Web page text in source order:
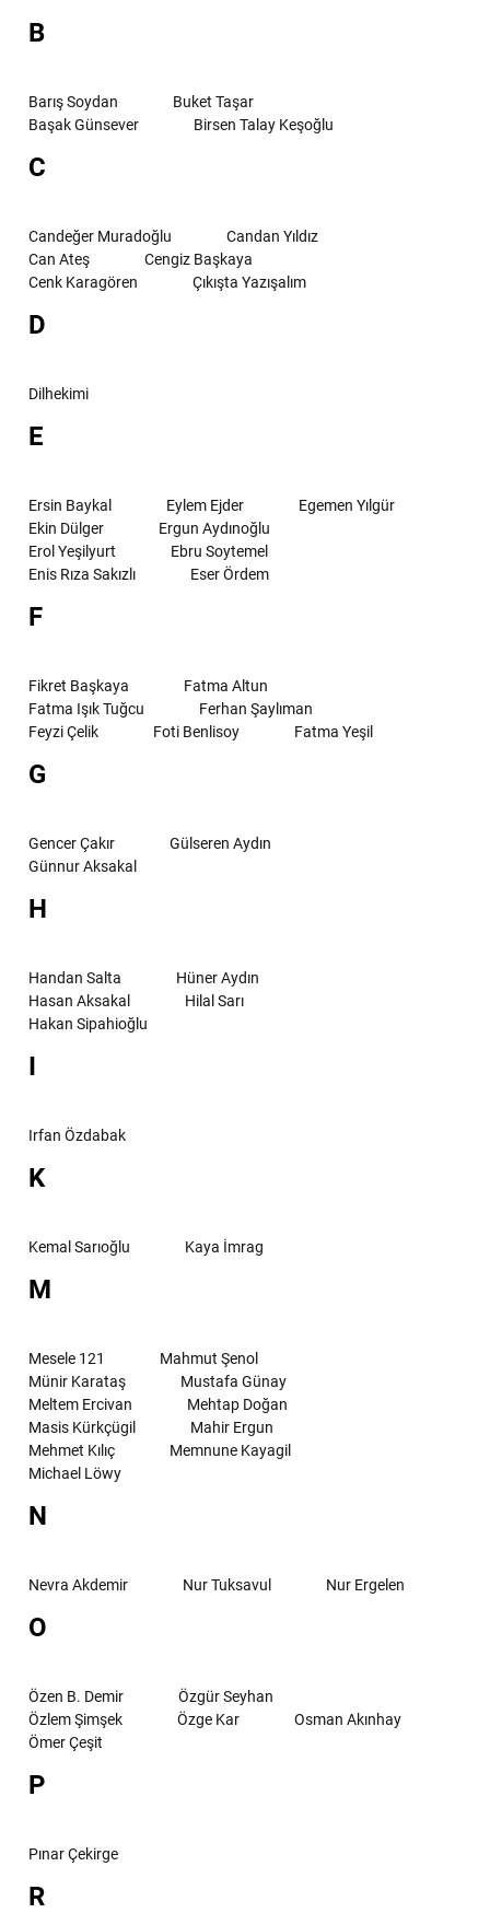
B
Barış Soydan
Buket Taşar
Başak Günsever
Birsen Talay Keşoğlu
C
Candeğer Muradoğlu
Candan Yıldız
Can Ateş
Cengiz Başkaya
Cenk Karagören
Çıkışta Yazışalım
D
Dilhekimi
E
Ersin Baykal Eylem Ejder
Egemen Yılgür
Ekin Dülger
Ergun Aydınoğlu
Erol Yeşilyurt
Ebru Soytemel
Enis Rıza Sakızlı
Eser Ördem
F
Fikret Başkaya
Fatma Altun
Fatma Işık Tuğcu
Ferhan Şaylıman
Feyzi Çelik
Foti Benlisoy Fatma Yeşil
G
Gencer Çakır
Gülseren Aydın
Günnur Aksakal
H
Handan Salta
Hüner Aydın
Hasan Aksakal
Hilal Sarı
Hakan Sipahioğlu
I
Irfan Özdabak
K
Kemal Sarıoğlu Kaya İmrag
M
Mesele 121
Mahmut Şenol
Münir Karataş
Mustafa Günay
Meltem Ercivan
Mehtap Doğan
Masis Kürkçügil
Mahir Ergun
Mehmet Kılıç
Memnune Kayagil
Michael Löwy
N
Nevra Akdemir Nur Tuksavul Nur Ergelen
O
Özen B. Demir
Özgür Seyhan
Özlem Şimşek
Özge Kar
Osman Akınhay
Ömer Çeşit
P
Pınar Çekirge
R